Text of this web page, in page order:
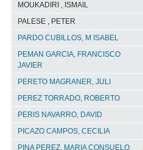
MOUKADIRI , ISMAIL
PALESE , PETER
PARDO CUBILLOS, M ISABEL
PEMAN GARCIA, FRANCISCO
JAVIER
PERETO MAGRANER, JULI
PEREZ TORRADO, ROBERTO
PERIS NAVARRO, DAVID
PICAZO CAMPOS, CECILIA
PINA PEREZ, MARIA CONSUELO